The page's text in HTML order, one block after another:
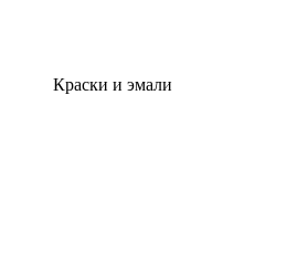
Краски и эмали